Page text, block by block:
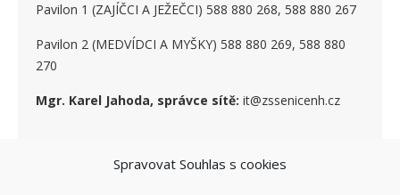
Spravovat Souhlas s cookies
Pavilon 1 (ZAJÍČCI A JEŽEČCI) 588 880 268, 588 880 267
Pavilon 2 (MEDVÍDCI A MYŠKY) 588 880 269, 588 880
270
Mgr. Karel Jahoda, správce sítě: it@zssenicenh.cz
SOCIÁLNÍ SÍTĚ